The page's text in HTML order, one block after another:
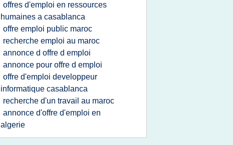
offres d'emploi en ressources
humaines a casablanca
offre emploi public maroc
recherche emploi au maroc
annonce d offre d emploi
annonce pour offre d emploi
offre d'emploi developpeur
informatique casablanca
recherche d'un travail au maroc
annonce d'offre d'emploi en
algerie